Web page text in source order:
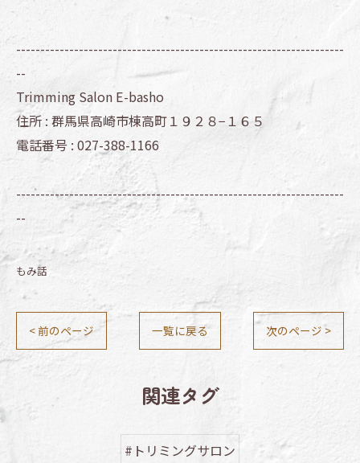
--------------------------------------------------------------------
--
Trimming Salon E-basho
住所 : 群馬県高崎市棟高町１９２８−１６５
電話番号 : 027-388-1166
--------------------------------------------------------------------
--
もみ話
< 前のページ 一覧に戻る 次のページ >
関連タグ
#トリミングサロン